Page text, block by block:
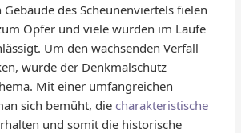
des Scheunenviertels fielen
Opfer und viele wurden im Laufe
Um den wachsenden Verfall
wurde der Denkmalschutz
Mit einer umfangreichen
sich bemüht, die charakteristische
und somit die historische